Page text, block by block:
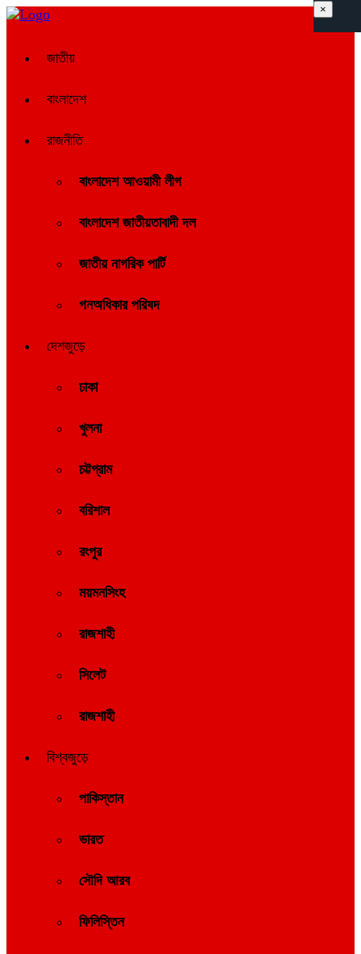
জাতীয়
বাংলাদেশ
রাজনীতি
বাংলাদেশ আওয়ামী লীগ
বাংলাদেশ জাতীয়তাবাদী দল
জাতীয় নাগরিক পার্টি
গনঅধিকার পরিষদ
দেশজুড়ে
ঢাকা
খুলনা
চট্টগ্রাম
বরিশাল
রংপুর
ময়মনসিংহ
রাজশাহী
সিলেট
রাজশাহী
বিশ্বজুড়ে
পাকিস্তান
ভারত
সৌদি আরব
ফিলিস্তিন
×